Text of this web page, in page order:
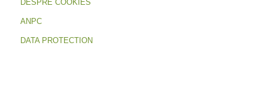
DESPRE COOKIES
ANPC
DATA PROTECTION